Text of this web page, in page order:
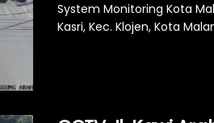
System Monitoring Kota
Kasri, Kec. Klojen, Kota